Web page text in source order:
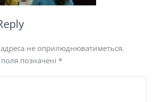
не оприлюднюватиметься.
позначені *